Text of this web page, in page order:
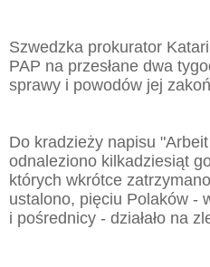
Szwedzka prokurator
PAP na przesłane dwa
sprawy i powodów jej
Do kradzieży napisu
odnaleziono kilkadziesiąt
których wkrótce
ustalono, pięciu Polaków -
i pośrednicy - działało na